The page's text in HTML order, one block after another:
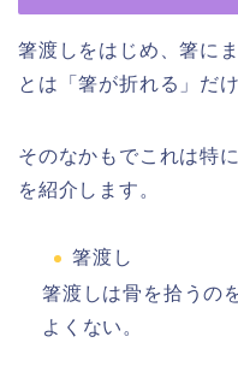
箸渡しをはじめ、箸に
とは「箸が折れる」だ
そのなかもでこれは特
を紹介します。
箸渡し
箸渡しは骨を拾うの
よくない。